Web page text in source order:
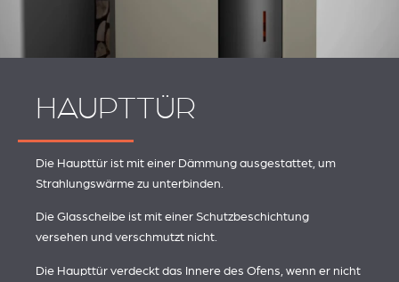
HAUPTTÜR
Die Haupttür ist mit einer Dämmung ausgestattet, um
Strahlungswärme zu unterbinden.
Die Glasscheibe ist mit einer Schutzbeschichtung
versehen und verschmutzt nicht.
Die Haupttür verdeckt das Innere des Ofens, wenn er nicht